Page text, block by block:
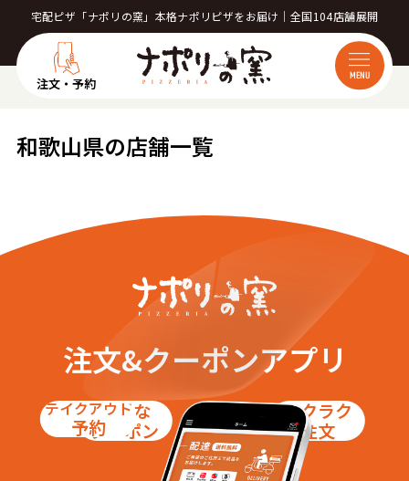
宅配ピザ「ナポリの窯」本格ナポリピザをお届け｜全国104店舗展開
注文・予約 MENU
和歌山県の店舗一覧
注文&クーポンアプリ
お得な
クーポン
テイクアウト
予約
ラクラク
注文